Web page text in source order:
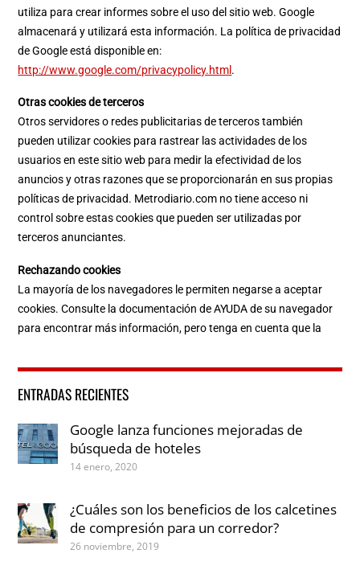
utiliza para crear informes sobre el uso del sitio web. Google
almacenará y utilizará esta información. La política de privacidad
de Google está disponible en:
http://www.google.com/privacypolicy.html .
Otras cookies de terceros
Otros servidores o redes publicitarias de terceros también
pueden utilizar cookies para rastrear las actividades de los
usuarios en este sitio web para medir la efectividad de los
anuncios y otras razones que se proporcionarán en sus propias
políticas de privacidad. Metrodiario.com no tiene acceso ni
control sobre estas cookies que pueden ser utilizadas por
terceros anunciantes.
Rechazando cookies
La mayoría de los navegadores le permiten negarse a aceptar
cookies. Consulte la documentación de AYUDA de su navegador
para encontrar más información, pero tenga en cuenta que la
ENTRADAS RECIENTES
Google lanza funciones mejoradas de
búsqueda de hoteles
14 enero, 2020
¿Cuáles son los beneficios de los calcetines
de compresión para un corredor?
26 noviembre, 2019